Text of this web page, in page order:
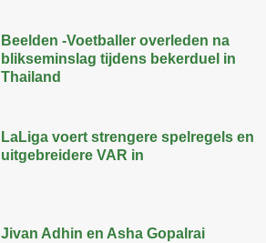
Beelden -Voetballer overleden na
blikseminslag tijdens bekerduel in
Thailand
LaLiga voert strengere spelregels en
uitgebreidere VAR in
Jivan Adhin en Asha Gopalrai